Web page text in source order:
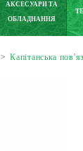
АКСЕСУАРИ ТА
ОБЛАДНАННЯ
> Капітанська